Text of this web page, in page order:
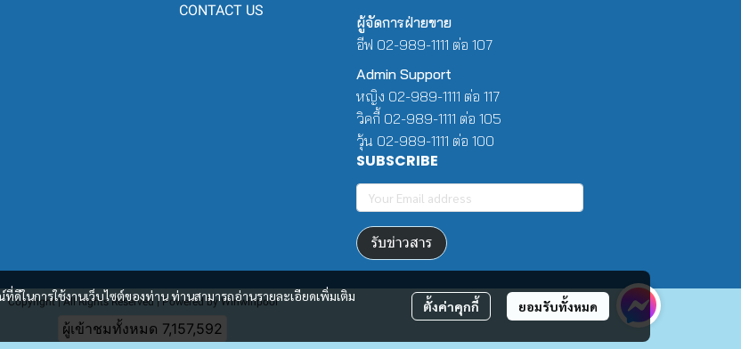
ในการใช้งานเว็บไซต์ของท่าน ท่านสามารถอ่านรายละเอียดเพิ่มเติม
ตั้งค่าคุกกี้ ยอมรับทั้งหมด
CONTACT US
ผู้จัดการฝ่ายขาย
อีฟ 02-989-1111 ต่อ 107
Admin Support
หญิง 02-989-1111 ต่อ 117
วิคกี้ 02-989-1111 ต่อ 105
วุ้น 02-989-1111 ต่อ 100
SUBSCRIBE
รับข่าวสาร
Copyright | All Rights Reserved | Powered by Winwinpool
ผู้เข้าชมวันนี้ 21,742